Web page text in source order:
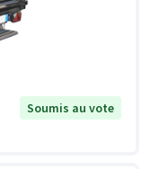
Soumis au vote